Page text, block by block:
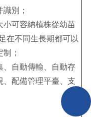
別；
小可容納植株從幼苗
在不同生長期都可以
；
、自動傳輸、自動存
、配備管理平臺、支